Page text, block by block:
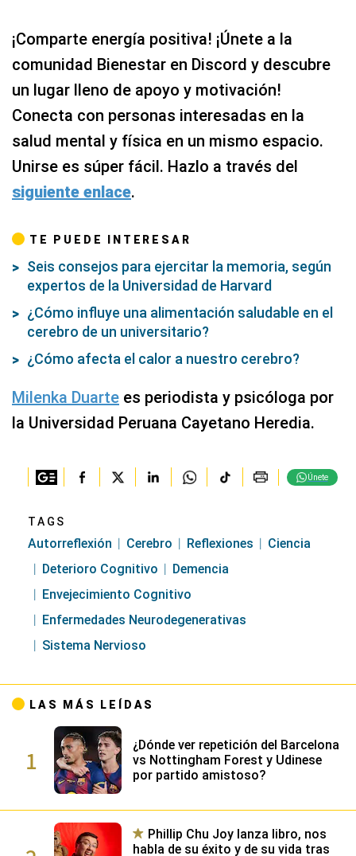
¡Comparte energía positiva! ¡Únete a la
comunidad Bienestar en Discord y descubre
un lugar lleno de apoyo y motivación!
Conecta con personas interesadas en la
salud mental y física en un mismo espacio.
Unirse es súper fácil. Hazlo a través del
siguiente enlace.
TE PUEDE INTERESAR
Seis consejos para ejercitar la memoria, según
expertos de la Universidad de Harvard
¿Cómo influye una alimentación saludable en el
cerebro de un universitario?
¿Cómo afecta el calor a nuestro cerebro?
Milenka Duarte es periodista y psicóloga por
la Universidad Peruana Cayetano Heredia.
Únete
TAGS
Autorreflexión Cerebro Reflexiones
Ciencia
Deterioro Cognitivo
Demencia
Envejecimiento Cognitivo
Enfermedades Neurodegenerativas
Sistema Nervioso
LAS MÁS LEÍDAS
1
¿Dónde ver repetición del Barcelona
vs Nottingham Forest y Udinese
por partido amistoso?
Phillip Chu Joy lanza libro, nos
habla de su éxito y de su vida tras